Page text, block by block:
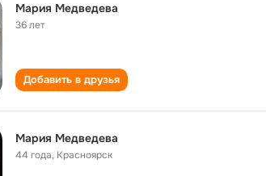
Мария Медведева
36 лет
Добавить в друзья
Мария Медведева
44 года, Красноярск